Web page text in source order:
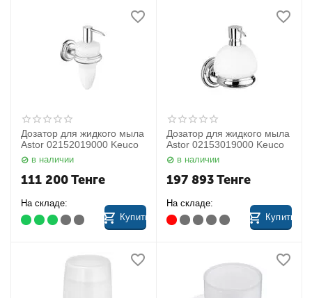
Дозатор для жидкого мыла
Astor 02152019000 Keuco
в наличии
111 200Тенге
На складе:
Купить
Дозатор для жидкого мыла
Astor 02153019000 Keuco
в наличии
197 893Тенге
На складе:
Купить